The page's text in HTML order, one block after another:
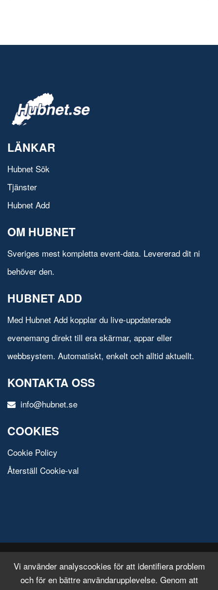
Vi använder analyscookies för att identifiera problem
och för en bättre användarupplevelse. Genom att
LÄNKAR
Hubnet Sök
Tjänster
Hubnet Add
OM HUBNET
Sveriges mest kompletta event-data. Levererad dit ni
behöver den.
HUBNET ADD
Med Hubnet Add kopplar du live-uppdaterade
evenemang direkt till era skärmar, appar eller
webbsystem. Automatiskt, enkelt och alltid aktuellt.
KONTAKTA OSS
info@hubnet.se
COOKIES
Cookie Policy
Återställ Cookie-val